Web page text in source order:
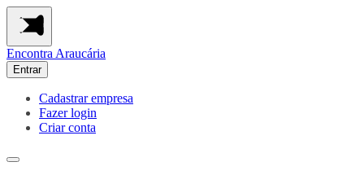
Encontra Araucária
Entrar
Cadastrar empresa
Fazer login
Criar conta